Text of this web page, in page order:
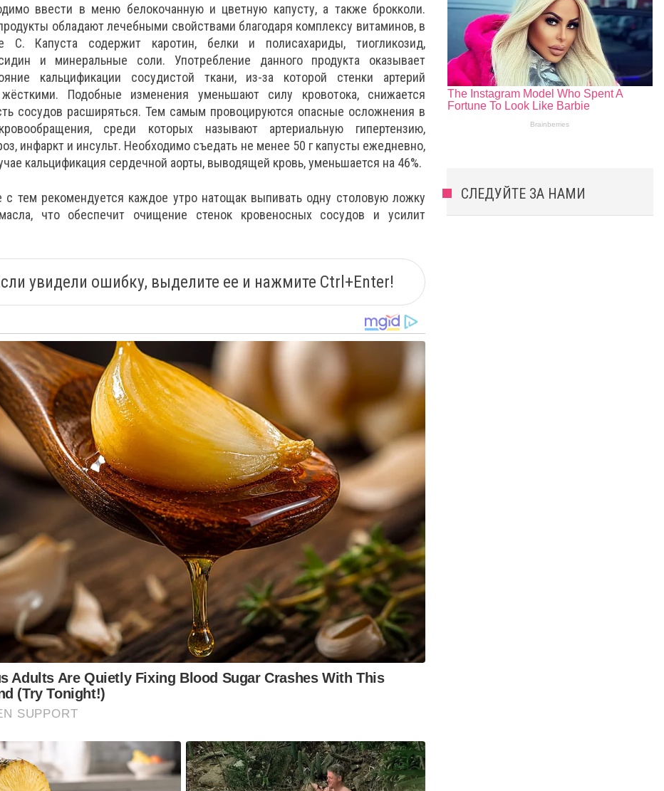
ввести в меню белокочанную и цветную капусту, а также брокколи.
обладают лечебными свойствами благодаря комплексу витаминов, в
С. Капуста содержит каротин, белки и полисахариды, тиогликозид,
и минеральные соли. Употребление данного продукта оказывает
кальцификации сосудистой ткани, из-за которой стенки артерий
Подобные изменения уменьшают силу кровотока, снижается
сосудов расширяться. Тем самым провоцируются опасные осложнения в
среди которых называют артериальную гипертензию,
инфаркт и инсульт. Необходимо съедать не менее 50 г капусты ежедневно,
кальцификация сердечной аорты, выводящей кровь, уменьшается на 46%.
с тем рекомендуется каждое утро натощак выпивать одну столовую ложку
что обеспечит очищение стенок кровеносных сосудов и усилит
увидели ошибку, выделите ее и нажмите Ctrl+Enter!
Adults Are Quietly Fixing Blood Sugar Crashes With This
(Try Tonight!)
SUPPORT
СЛЕДУЙТЕ ЗА НАМИ